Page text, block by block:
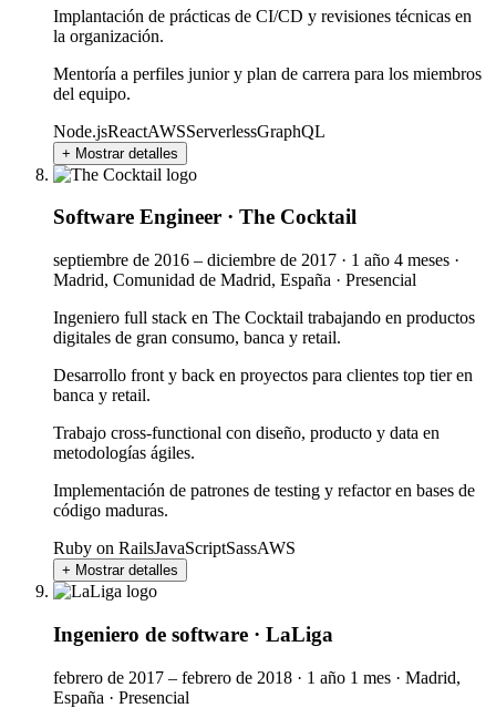
Implantación de prácticas de CI/CD y revisiones técnicas en
la organización.
Mentoría a perfiles junior y plan de carrera para los miembros
del equipo.
Node.jsReactAWSServerlessGraphQL
+ Mostrar detalles
Software Engineer · The Cocktail
septiembre de 2016 – diciembre de 2017 · 1 año 4 meses ·
Madrid, Comunidad de Madrid, España · Presencial
Ingeniero full stack en The Cocktail trabajando en productos
digitales de gran consumo, banca y retail.
Desarrollo front y back en proyectos para clientes top tier en
banca y retail.
Trabajo cross-functional con diseño, producto y data en
metodologías ágiles.
Implementación de patrones de testing y refactor en bases de
código maduras.
Ruby on RailsJavaScriptSassAWS
+ Mostrar detalles
Ingeniero de software · LaLiga
febrero de 2017 – febrero de 2018 · 1 año 1 mes · Madrid,
España · Presencial